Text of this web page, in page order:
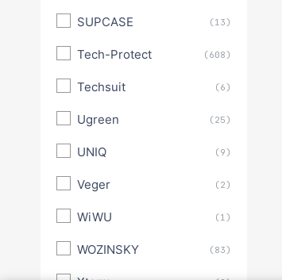
SUPCASE (13)
Tech-Protect (608)
Techsuit (6)
Ugreen (25)
UNIQ (9)
Veger (2)
WiWU (1)
WOZINSKY (83)